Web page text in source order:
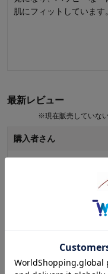
肌にフィットしています。
きめになっていて、返品
たのでＬを購入してい
商品のご購入、ならびに
ましたご意見を参考に、
最新レビュー
※現在販売していな
購入者さん
プレゼントしたら、とて
品質
着心地･はき心地